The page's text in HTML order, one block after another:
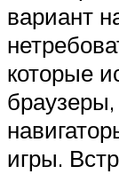
вариант
которые
игры.